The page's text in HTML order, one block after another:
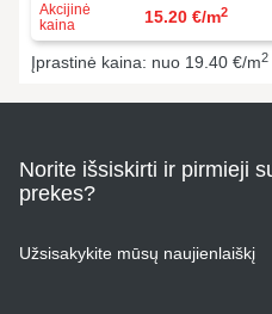
Akcijinė
kaina
15.20 €/m2
Įprastinė kaina: nuo 19.40 €/m2
Norite išsiskirti ir pirmieji
prekes?
Užsisakykite mūsų naujienlaiškį